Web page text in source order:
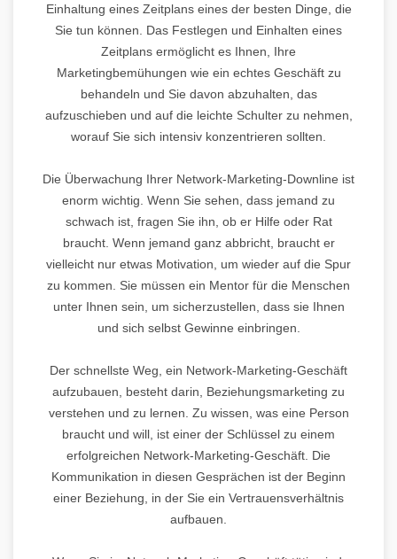
Einhaltung eines Zeitplans eines der besten Dinge, die
Sie tun können. Das Festlegen und Einhalten eines
Zeitplans ermöglicht es Ihnen, Ihre
Marketingbemühungen wie ein echtes Geschäft zu
behandeln und Sie davon abzuhalten, das
aufzuschieben und auf die leichte Schulter zu nehmen,
worauf Sie sich intensiv konzentrieren sollten.
Die Überwachung Ihrer Network-Marketing-Downline ist
enorm wichtig. Wenn Sie sehen, dass jemand zu
schwach ist, fragen Sie ihn, ob er Hilfe oder Rat
braucht. Wenn jemand ganz abbricht, braucht er
vielleicht nur etwas Motivation, um wieder auf die Spur
zu kommen. Sie müssen ein Mentor für die Menschen
unter Ihnen sein, um sicherzustellen, dass sie Ihnen
und sich selbst Gewinne einbringen.
Der schnellste Weg, ein Network-Marketing-Geschäft
aufzubauen, besteht darin, Beziehungsmarketing zu
verstehen und zu lernen. Zu wissen, was eine Person
braucht und will, ist einer der Schlüssel zu einem
erfolgreichen Network-Marketing-Geschäft. Die
Kommunikation in diesen Gesprächen ist der Beginn
einer Beziehung, in der Sie ein Vertrauensverhältnis
aufbauen.